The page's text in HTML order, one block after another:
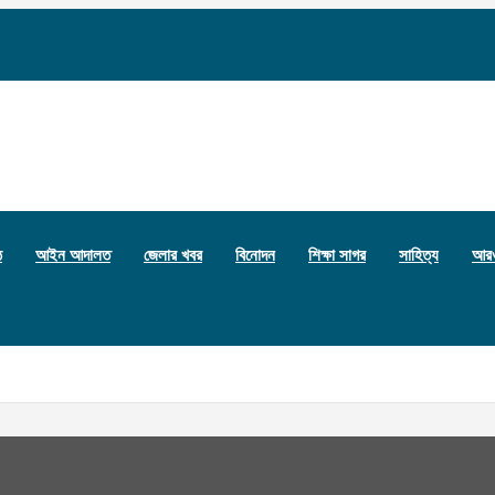
আইন আদালত জেলার খবর বিনোদন শিক্ষা সাগর সাহিত্য